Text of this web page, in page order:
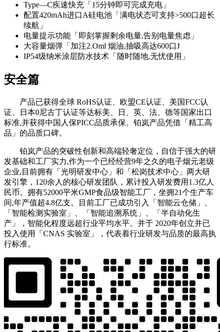
Type—C疾速快充「15分钟即可完成充电」
配置420mAh进口A硅电池「满电状态可支持>500口超长
续航」
电量提示功能「即刻掌握剩余电量,告别电量焦虑」
大容量烟弹「加注2.Oml 烟油,抽吸高达600口J
IP54级纳米涂层防水技术「随时随地,无忧使用」
安全篇
产品已获得全球 RoHS认证、欧盟CE认证、美国FCC认
证、日本0尼古丁认证等达标美、日、英、法、德等国家出口
标准,并获得中国人保PICC品质承保。铂岚产品凭借「精工高
品」的品质口碑。
铂岚产品的突破性创新和高端轻奢定位，自信于强大的研
发基础和工厂实力,作为一个已经经营9年之久的电子烟元老级
企业,目前拥有「光明研发中心」和「松岗技术中心」两大研
发引擎，120余人的核心研发团队，累计投入研发费用1.3亿人
民币。拥有52000平米GMP食品级智能工厂，坐拥21个生产车
间,年产值超4.8亿支。目前工厂已成功引入「智能云仓储」、
「智能检测实验室」、「智能追溯系统」、「半自动化生
产」，智能化程度远超行业平均水平。并于 2020年创立并已
投入使用「CNAS 实验室」，代表着行业研发与品质的最高执
行标准。